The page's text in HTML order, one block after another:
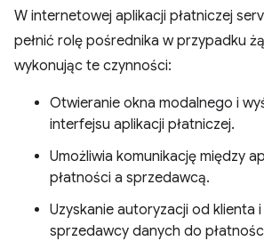
W internetowej aplikacji płatniczej
pełnić rolę pośrednika w przypadku
wykonując te czynności:
Otwieranie okna modalnego i
interfejsu aplikacji płatniczej.
Umożliwia komunikację między
płatności a sprzedawcą.
Uzyskanie autoryzacji od klienta
sprzedawcy danych do